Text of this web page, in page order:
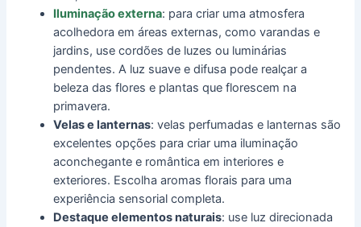
Iluminação externa: para criar uma atmosfera
acolhedora em áreas externas, como varandas e
jardins, use cordões de luzes ou luminárias
pendentes. A luz suave e difusa pode realçar a
beleza das flores e plantas que florescem na
primavera.
Velas e lanternas: velas perfumadas e lanternas são
excelentes opções para criar uma iluminação
aconchegante e romântica em interiores e
exteriores. Escolha aromas florais para uma
experiência sensorial completa.
Destaque elementos naturais: use luz direcionada